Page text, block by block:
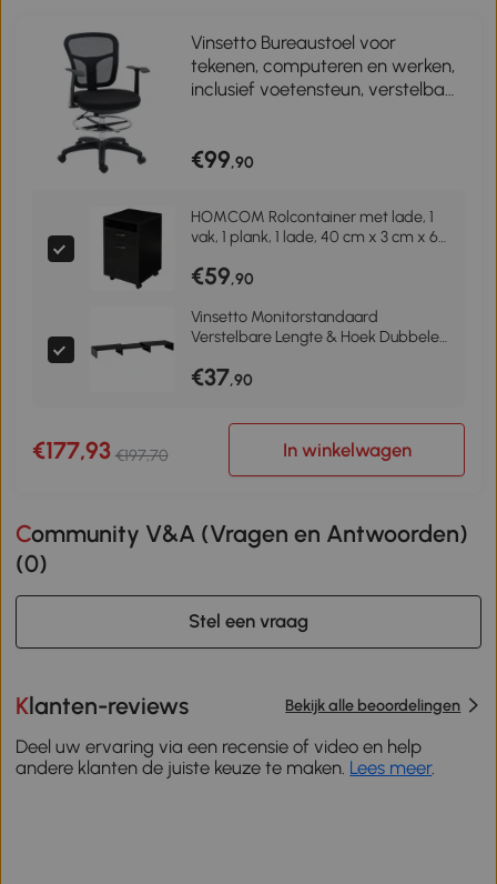
Vinsetto Bureaustoel voor
tekenen, computeren en werken,
inclusief voetensteun, verstelbaar
€99,90
HOMCOM Rolcontainer met lade, 1
vak, 1 plank, 1 lade, 40 cm x 3 cm x 60
€59,90
Vinsetto Monitorstandaard
Verstelbare Lengte & Hoek Dubbele
Monitorhouder voor
€37,90
€177,93 €197,70 In winkelwagen
Community V&A (Vragen en Antwoorden)
(0)
Stel een vraag
Klanten-reviews Bekijk alle beoordelingen
Deel uw ervaring via een recensie of video en help
andere klanten de juiste keuze te maken. Lees meer.